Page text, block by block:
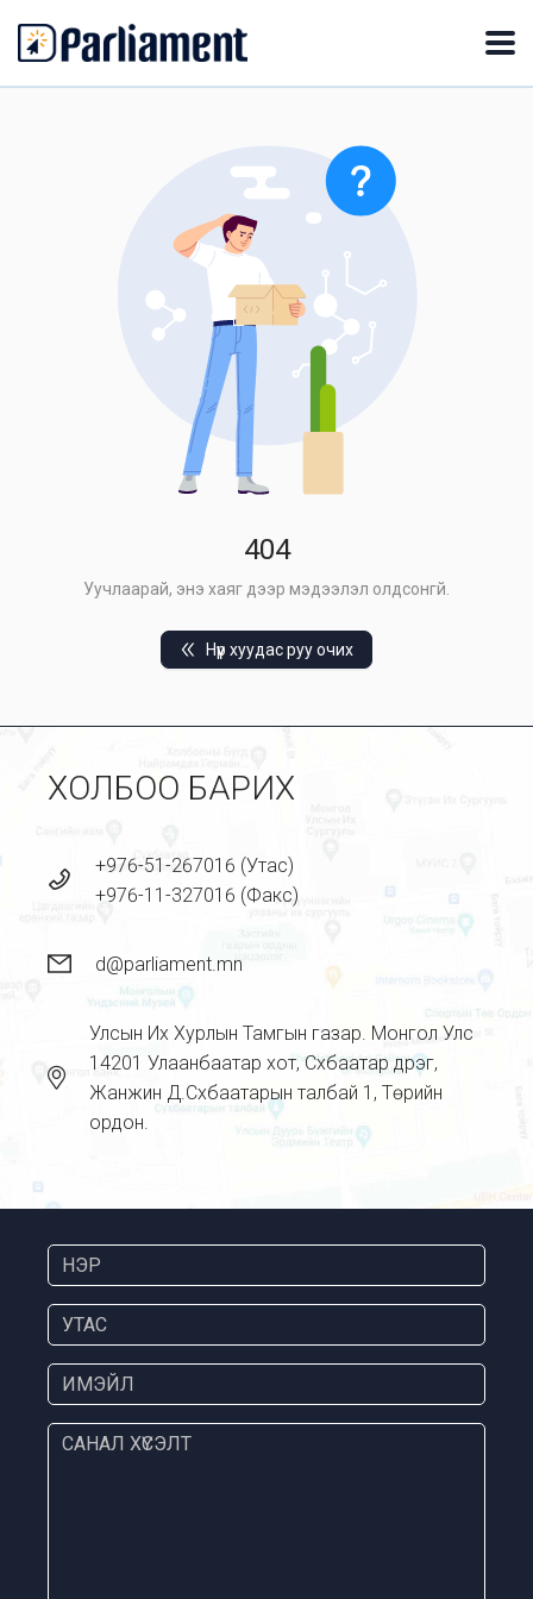
404
Уучлаарай, энэ хаяг дээр мэдээлэл олдсонгүй.
Нүүр хуудас руу очих
ХОЛБОО БАРИХ
+976-51-267016 (Утас)
+976-11-327016 (Факс)
d@parliament.mn
Улсын Их Хурлын Тамгын газар. Монгол Улс
14201 Улаанбаатар хот, Сүхбаатар дүүрэг,
Жанжин Д.Сүхбаатарын талбай 1, Төрийн
ордон.